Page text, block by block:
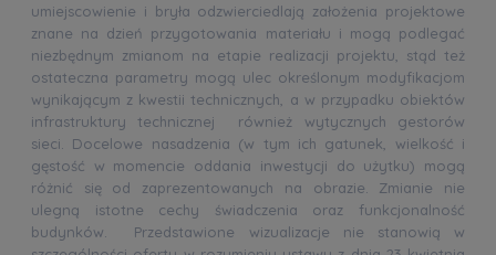
umiejscowienie i bryła odzwierciedlają założenia projektowe
znane na dzień przygotowania materiału i mogą podlegać
niezbędnym zmianom na etapie realizacji projektu, stąd też
ostateczna parametry mogą ulec określonym modyfikacjom
wynikającym z kwestii technicznych, a w przypadku obiektów
infrastruktury technicznej również wytycznych gestorów
sieci. Docelowe nasadzenia (w tym ich gatunek, wielkość i
gęstość w momencie oddania inwestycji do użytku) mogą
różnić się od zaprezentowanych na obrazie. Zmianie nie
ulegną istotne cechy świadczenia oraz funkcjonalność
budynków. Przedstawione wizualizacje nie stanowią w